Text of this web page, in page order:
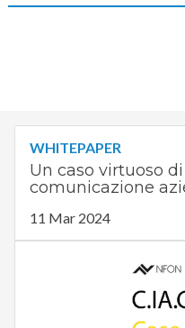
WHITEPAPER
Un caso virtuoso
comunicazione
11 Mar 2024